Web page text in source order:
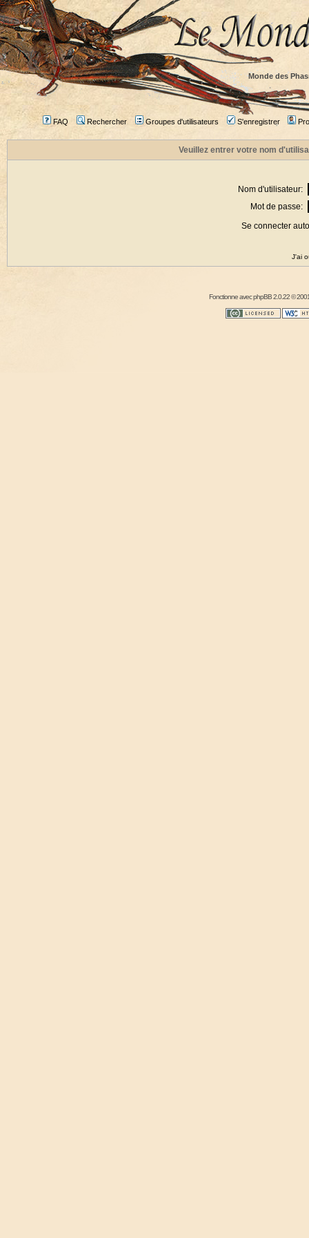
Monde des
FAQ Rechercher Groupes d'utilisateurs S'enregistrer
Veuillez entrer votre nom
Nom d'utilisateur:
Mot de passe:
Se connecter
J'ai
Fonctionne avecphpBB2.0.22 ©